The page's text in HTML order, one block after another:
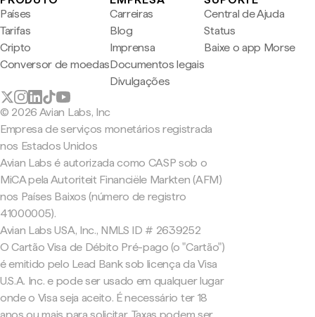
Países
Tarifas
Cripto
Conversor de moedas
Carreiras
Blog
Imprensa
Documentos legais
Divulgações
Central de Ajuda
Status
Baixe o app Morse
© 2026 Avian Labs, Inc
Empresa de serviços monetários registrada
nos Estados Unidos
Avian Labs é autorizada como CASP sob o
MiCA pela Autoriteit Financiële Markten (AFM)
nos Países Baixos (número de registro
41000005).
Avian Labs USA, Inc., NMLS ID # 2639252
O Cartão Visa de Débito Pré-pago (o "Cartão")
é emitido pelo Lead Bank sob licença da Visa
U.S.A. Inc. e pode ser usado em qualquer lugar
onde o Visa seja aceito. É necessário ter 18